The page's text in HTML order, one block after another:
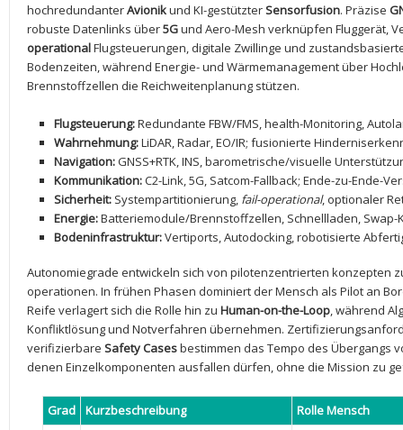
‍hochredundanterAvionikund KI-gestützterSensorfusion. Präzise‌
robuste Datenlinks über​5Gund Aero-Mesh verknüpfen Fluggerät,
operationalFlugsteuerungen, digitale‍ Zwillinge und
Bodenzeiten, während Energie- und Wärmemanagement über
Brennstoffzellen die Reichweitenplanung stützen.
Flugsteuerung:Redundante FBW/FMS, health-Monitoring,
Wahrnehmung:LiDAR,⁣ Radar, EO/IR; fusionierte
Navigation:GNSS+RTK, INS, barometrische/visuelle
Kommunikation:C2-Link, 5G, Satcom-Fallback; Ende-zu-Ende-
Sicherheit: Systempartitionierung, fail-operational,‌ optionaler
Energie:Batteriemodule/Brennstoffzellen, Schnellladen,​ Swap-
Bodeninfrastruktur:Vertiports, Autodocking, robotisierte
Autonomiegrade entwickeln sich von​ pilotenzentrierten konzepten
operationen. In frühen​ Phasen dominiert der Mensch als Pilot⁤ an
Reife verlagert sich die Rolle hin zu Human-on-the-Loop, während
Konfliktlösung und Notverfahren übernehmen.
verifizierbare Safety Cases‌bestimmen das Tempo des Übergangs‍
denen Einzelkomponenten ausfallen dürfen,⁣ ohne die Mission zu
Grad Kurzbeschreibung
Rolle Mensch